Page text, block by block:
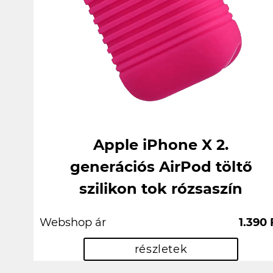
Apple iPhone X 2.
generációs AirPod töltő
szilikon tok rózsaszín
Webshop ár
1.390
részletek